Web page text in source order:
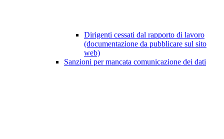
Dirigenti cessati dal rapporto di lavoro
(documentazione da pubblicare sul sito
web)
Sanzioni per mancata comunicazione dei dati